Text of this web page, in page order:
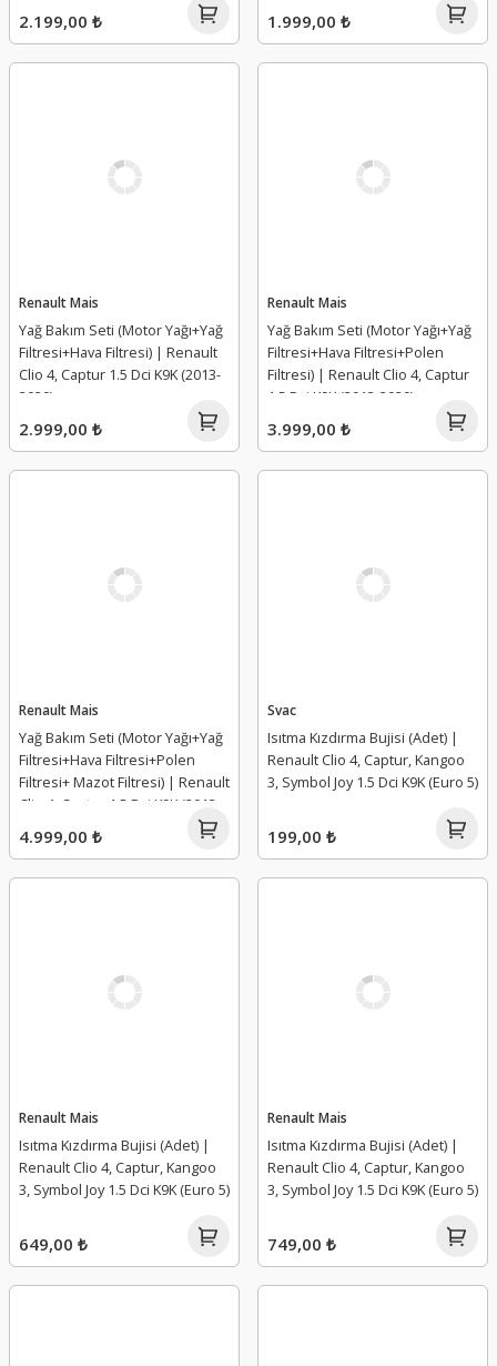
2.199,00 ₺ 1.999,00 ₺
Renault Mais
Yağ Bakım Seti (Motor Yağı+Yağ
Filtresi+Hava Filtresi) | Renault
Clio 4, Captur 1.5 Dci K9K (2013-
2020)
2.999,00 ₺
Renault Mais
Yağ Bakım Seti (Motor Yağı+Yağ
Filtresi+Hava Filtresi+Polen
Filtresi) | Renault Clio 4, Captur
1.5 Dci K9K (2013-2020)
3.999,00 ₺
Renault Mais
Yağ Bakım Seti (Motor Yağı+Yağ
Filtresi+Hava Filtresi+Polen
Filtresi+ Mazot Filtresi) | Renault
Clio 4, Captur 1.5 Dci K9K (2013-
4.999,00 ₺
Svac
Isıtma Kızdırma Bujisi (Adet) |
Renault Clio 4, Captur, Kangoo
3, Symbol Joy 1.5 Dci K9K (Euro 5)
199,00 ₺
Renault Mais
Isıtma Kızdırma Bujisi (Adet) |
Renault Clio 4, Captur, Kangoo
3, Symbol Joy 1.5 Dci K9K (Euro 5)
649,00 ₺
Renault Mais
Isıtma Kızdırma Bujisi (Adet) |
Renault Clio 4, Captur, Kangoo
3, Symbol Joy 1.5 Dci K9K (Euro 5)
749,00 ₺